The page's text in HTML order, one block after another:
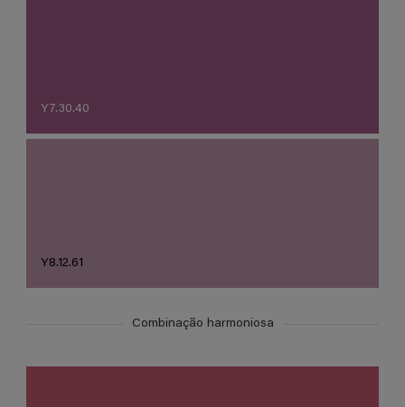
Y7.30.40
Y8.12.61
Combinação harmoniosa